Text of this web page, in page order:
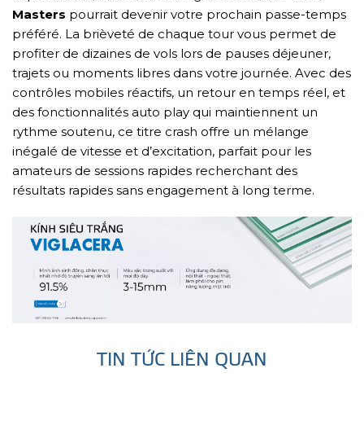
Masters pourrait devenir votre prochain passe-temps
préféré. La brièveté de chaque tour vous permet de
profiter de dizaines de vols lors de pauses déjeuner,
trajets ou moments libres dans votre journée. Avec des
contrôles mobiles réactifs, un retour en temps réel, et
des fonctionnalités auto play qui maintiennent un
rythme soutenu, ce titre crash offre un mélange
inégalé de vitesse et d’excitation, parfait pour les
amateurs de sessions rapides recherchant des
résultats rapides sans engagement à long terme.
TIN TỨC LIÊN QUAN